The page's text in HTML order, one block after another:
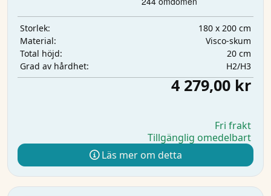
Storlek:
180 x 200 cm
Material:
Visco-skum
Total höjd:
20 cm
Grad av hårdhet:
H2/H3
4 279,00 kr
Fri frakt
Tillgänglig omedelbart
Läs mer om detta